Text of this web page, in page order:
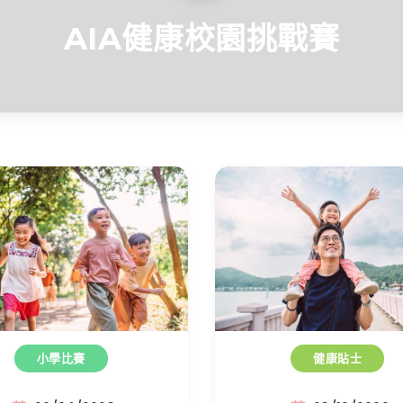
AIA健康校園挑戰賽
小學比賽 健康貼士